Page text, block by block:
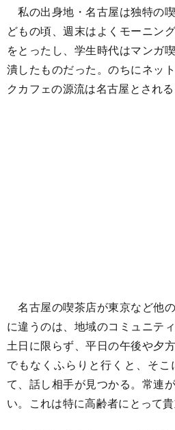
私の出身地・名古屋は独特の
どもの頃、週末はよくモーニン
をとったし、学生時代はマンガ
潰したものだった。のちにネッ
クカフェの源流は名古屋とされる
名古屋の喫茶店が東京など他
に違うのは、地域のコミュニテ
土日に限らず、平日の午後や夕
でもなくふらりと行くと、そ
て、話し相手が見つかる。常連
い。これは特に高齢者にとって貴